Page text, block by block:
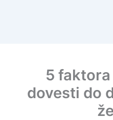
5
dovesti do